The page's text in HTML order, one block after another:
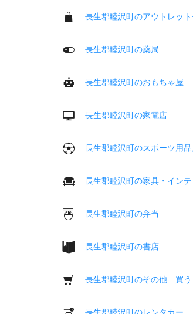
長生郡睦沢町のアウトレッ
長生郡睦沢町の薬局
長生郡睦沢町のおもちゃ屋
長生郡睦沢町の家電店
長生郡睦沢町のスポーツ用
長生郡睦沢町の家具・イン
長生郡睦沢町の弁当
長生郡睦沢町の書店
長生郡睦沢町のその他 買う
長生郡睦沢町のレンタカー